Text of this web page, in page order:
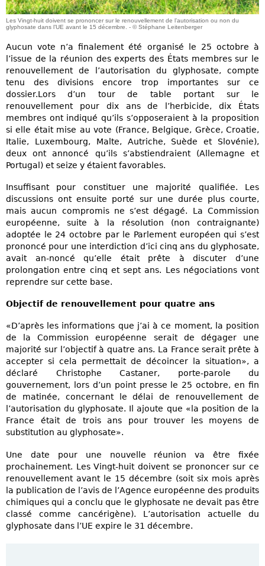
Les Vingt-huit doivent se prononcer sur le renouvellement de l’autorisation ou non du
glyphosate dans l’UE avant le 15 décembre. - © Stéphane Leitenberger
Aucun vote n’a finalement été organisé le 25 octobre à
l’issue de la réunion des experts des États membres sur le
renouvellement de l’autorisation du glyphosate, compte
tenu des divisions encore trop importantes sur ce
dossier.Lors d’un tour de table portant sur le
renouvellement pour dix ans de l’herbicide, dix États
membres ont indiqué qu’ils s’opposeraient à la proposition
si elle était mise au vote (France, Belgique, Grèce, Croatie,
Italie, Luxembourg, Malte, Autriche, Suède et Slovénie),
deux ont annoncé qu’ils s’abstiendraient (Allemagne et
Portugal) et seize y étaient favorables.
Insuffisant pour constituer une majorité qualifiée. Les
discussions ont ensuite porté sur une durée plus courte,
mais aucun compromis ne s’est dégagé. La Commission
européenne, suite à la résolution (non contraignante)
adoptée le 24 octobre par le Parlement européen qui s’est
prononcé pour une interdiction d’ici cinq ans du glyphosate,
avait an-noncé qu’elle était prête à discuter d’une
prolongation entre cinq et sept ans. Les négociations vont
reprendre sur cette base.
Objectif de renouvellement pour quatre ans
«D’après les informations que j’ai à ce moment, la position
de la Commission européenne serait de dégager une
majorité sur l’objectif à quatre ans. La France serait prête à
accepter si cela permettait de décoincer la situation», a
déclaré Christophe Castaner, porte-parole du
gouvernement, lors d’un point presse le 25 octobre, en fin
de matinée, concernant le délai de renouvellement de
l’autorisation du glyphosate. Il ajoute que «la position de la
France était de trois ans pour trouver les moyens de
substitution au glyphosate».
Une date pour une nouvelle réunion va être fixée
prochainement. Les Vingt-huit doivent se prononcer sur ce
renouvellement avant le 15 décembre (soit six mois après
la publication de l’avis de l’Agence européenne des produits
chimiques qui a conclu que le glyphosate ne devait pas être
classé comme cancérigène). L’autorisation actuelle du
glyphosate dans l’UE expire le 31 décembre.